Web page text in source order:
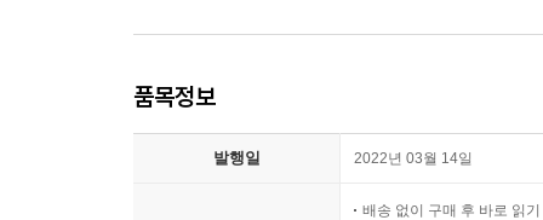
품목정보
발행일 2022년 03월 14일
배송 없이 구매 후 바로 읽기